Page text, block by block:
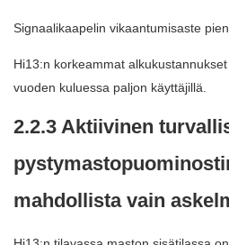
Signaalikaapelin vikaantumisaste
Hi13:n korkeammat
vuoden kuluessa paljon käyttäjillä.
2.2.3 Aktiivinen
mahdollista vain